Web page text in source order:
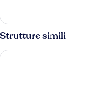
familiare,
vista
piscina
Strutture simili
Aparthotel Can Picafort Palace